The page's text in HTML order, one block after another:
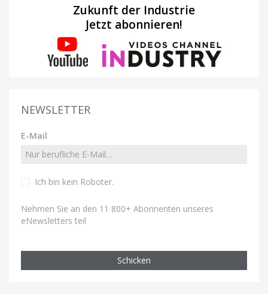
Zukunft der Industrie
Jetzt abonnieren!
NEWSLETTER
E-Mail
Ich bin kein Roboter.
Nehmen Sie an den 11 800+ Abonnenten unseres
eNewsletters teil
Schicken